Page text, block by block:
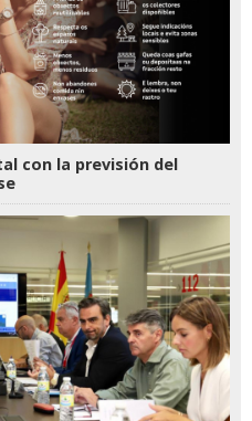
con la previsión del